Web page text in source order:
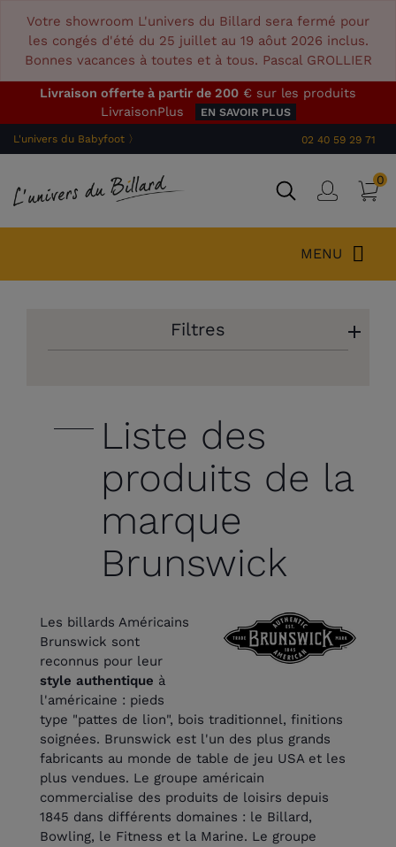
Votre showroom L'univers du Billard sera fermé pour
les congés d'été du 25 juillet au 19 aôut 2026 inclus.
Bonnes vacances à toutes et à tous. Pascal GROLLIER
Livraison offerte à partir de 200 € sur les produits
LivraisonPlus
EN SAVOIR PLUS
L'univers du Babyfoot 〉 02 40 59 29 71
0
MENU
Filtres
Liste des
produits de la
marque
Brunswick
Les billards Américains
Brunswick sont
reconnus pour leur
style authentique à
l'américaine : pieds
type "pattes de lion", bois traditionnel, finitions
soignées. Brunswick est l'un des plus grands
fabricants au monde de table de jeu USA et les
plus vendues. Le groupe américain
commercialise des produits de loisirs depuis
1845 dans différents domaines : le Billard,
Bowling, le Fitness et la Marine. Le groupe